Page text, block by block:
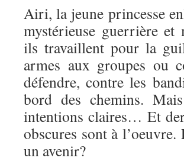
Airi, la jeune princesse
mystérieuse guerrière et
ils travaillent pour la
armes aux groupes ou
défendre, contre les
bord des chemins.
intentions claires… Et
obscures sont à
un avenir?